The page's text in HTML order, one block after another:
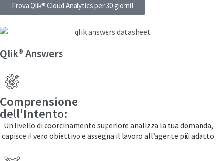
Prova Qlik® Cloud Analytics per 30 giorni!
Qlik® Answers
Comprensione
dell'Intento:
Un livello di coordinamento superiore analizza la tua domanda,
capisce il vero obiettivo e assegna il lavoro all’agente più adatto.